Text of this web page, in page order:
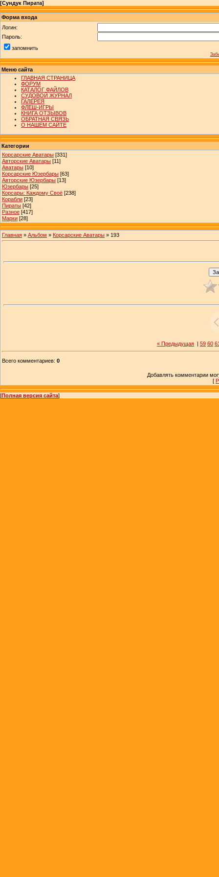
[Сундук Пирата]
Форма входа
Логин:
Пароль:
запомнить
Меню сайта
ГЛАВНАЯ СТРАНИЦА
ФОРУМ
КАТАЛОГ ФАЙЛОВ
СУДОВОЙ ЖУРНАЛ
ГАЛЕРЕЯ
ФЛЕШ-ИГРЫ
КНИГА ОТЗЫВОВ
ОБРАТНАЯ СВЯЗЬ
О НАШЕМ САЙТЕ
Категории
Корсарские Аватары [331]
Авторские Аватары [11]
Аватары [10]
Корсарские Юзербары [63]
Авторские Юзербары [13]
Юзербары [25]
Корсары: Каждому Своё [238]
Корабли [23]
Пираты [42]
Разное [417]
Марки [28]
Главная » Альбом » Корсарские Аватары » 193
« Предыдущая 59 60
Всего комментариев: 0
Добавлять комментарии
[
[Полная версия сайта]